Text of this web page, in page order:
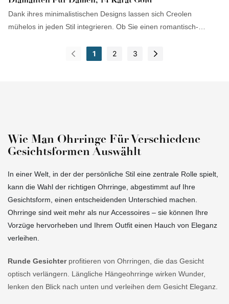
Dank ihres minimalistischen Designs lassen sich Creolen
mühelos in jeden Stil integrieren. Ob Sie einen romantisch-
– Creolen passen perfekt zu Ihrem Gesamtbild!
1 2 3
Wie Man Ohrringe Für Verschiedene
Gesichtsformen Auswählt
In einer Welt, in der der persönliche Stil eine zentrale Rolle spielt,
kann die Wahl der richtigen Ohrringe, abgestimmt auf Ihre
Gesichtsform, einen entscheidenden Unterschied machen.
Ohrringe sind weit mehr als nur Accessoires – sie können Ihre
Vorzüge hervorheben und Ihrem Outfit einen Hauch von Eleganz
verleihen.
Runde Gesichter profitieren von Ohrringen, die das Gesicht
optisch verlängern. Längliche Hängeohrringe wirken Wunder,
lenken den Blick nach unten und verleihen dem Gesicht Eleganz.